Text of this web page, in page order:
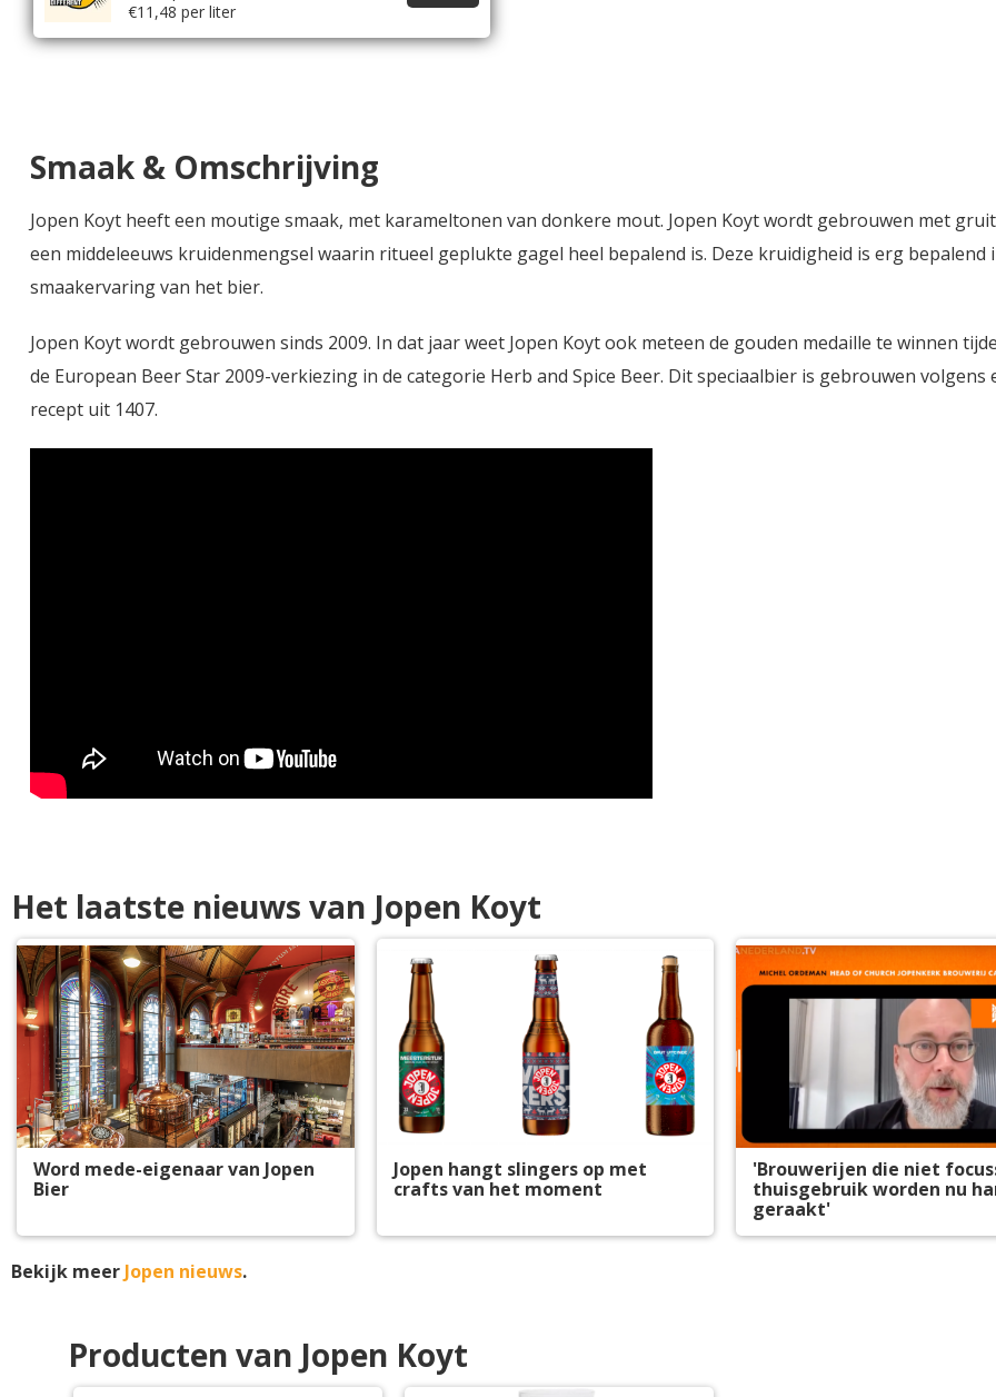
€11,48 per liter
Smaak & Omschrijving
Jopen Koyt heeft een moutige smaak, met karameltonen van donkere mout. Jopen Koyt wordt gebrouwen met
een middeleeuws kruidenmengsel waarin ritueel geplukte gagel heel bepalend is. Deze kruidigheid is erg bepalend
smaakervaring van het bier.
Jopen Koyt wordt gebrouwen sinds 2009. In dat jaar weet Jopen Koyt ook meteen de gouden medaille te winnen
de European Beer Star 2009-verkiezing in de categorie Herb and Spice Beer. Dit speciaalbier is gebrouwen volgens
recept uit 1407.
Het laatste nieuws van Jopen Koyt
Word mede-eigenaar van Jopen
Bier
Jopen hangt slingers op met
crafts van het moment
'Brouwerijen die niet
thuisgebruik worden nu
geraakt'
Bekijk meer Jopen nieuws.
Producten van Jopen Koyt